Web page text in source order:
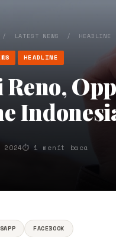
LATEST NEWS / HEADLINE
HEADLINE
⏱ 1 menit baca
FACEBOOK